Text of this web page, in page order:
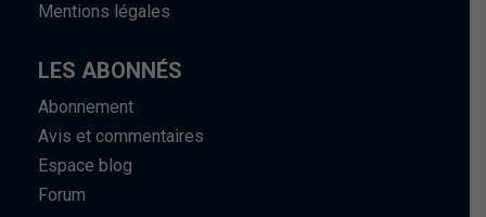
Mentions légales
LES ABONNÉS
Abonnement
Avis et commentaires
Espace blog
Forum